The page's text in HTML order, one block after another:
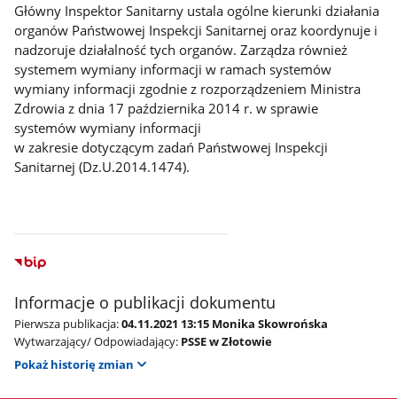
Główny Inspektor Sanitarny ustala ogólne kierunki działania
organów Państwowej Inspekcji Sanitarnej oraz koordynuje i
nadzoruje działalność tych organów. Zarządza również
systemem wymiany informacji w ramach systemów
wymiany informacji zgodnie z rozporządzeniem Ministra
Zdrowia z dnia 17 października 2014 r. w sprawie
systemów wymiany informacji
w zakresie dotyczącym zadań Państwowej Inspekcji
Sanitarnej (Dz.U.2014.1474).
Informacje o publikacji dokumentu
Pierwsza publikacja:04.11.2021 13:15 Monika Skowrońska
Wytwarzający/ Odpowiadający: PSSE w Złotowie
Pokaż historię zmian